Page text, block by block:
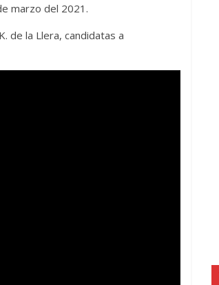
marzo del 2021.
de la Llera, candidatas a